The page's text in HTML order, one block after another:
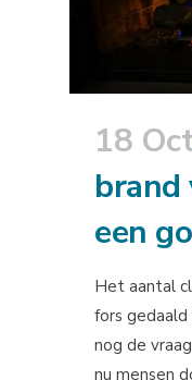
18
brand
een
Het aantal
fors
nog de
nu mensen